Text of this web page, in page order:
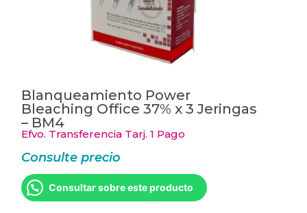
Blanqueamiento Power
Bleaching Office 37% x 3 Jeringas
– BM4
Efvo. Transferencia Tarj. 1 Pago
Consulte precio
Consultar sobre este producto